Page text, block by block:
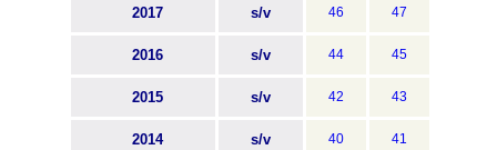
2017 s/v 46 47
2016 s/v 44 45
2015 s/v 42 43
2014 s/v 40 41